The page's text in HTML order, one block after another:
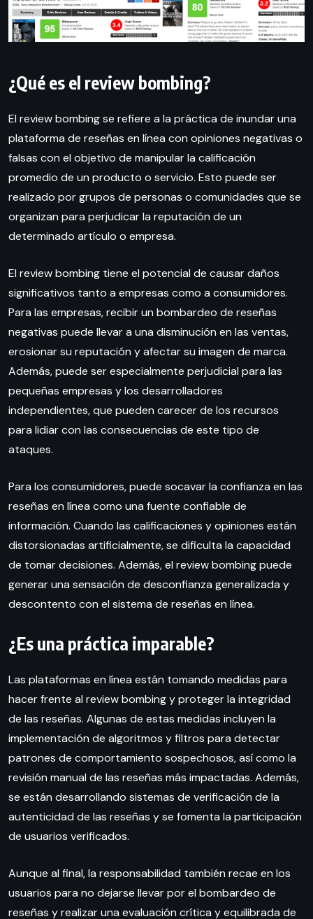
¿Qué es el review bombing?
El review bombing se refiere a la práctica de inundar una
plataforma de reseñas en línea con opiniones negativas o
falsas con el objetivo de manipular la calificación
promedio de un producto o servicio. Esto puede ser
realizado por grupos de personas o comunidades que se
organizan para perjudicar la reputación de un
determinado artículo o empresa.
El review bombing tiene el potencial de causar daños
significativos tanto a empresas como a consumidores.
Para las empresas, recibir un bombardeo de reseñas
negativas puede llevar a una disminución en las ventas,
erosionar su reputación y afectar su imagen de marca.
Además, puede ser especialmente perjudicial para las
pequeñas empresas y los desarrolladores
independientes, que pueden carecer de los recursos
para lidiar con las consecuencias de este tipo de
ataques.
Para los consumidores, puede socavar la confianza en las
reseñas en línea como una fuente confiable de
información. Cuando las calificaciones y opiniones están
distorsionadas artificialmente, se dificulta la capacidad
de tomar decisiones. Además, el review bombing puede
generar una sensación de desconfianza generalizada y
descontento con el sistema de reseñas en línea.
¿Es una práctica imparable?
Las plataformas en línea están tomando medidas para
hacer frente al review bombing y proteger la integridad
de las reseñas. Algunas de estas medidas incluyen la
implementación de algoritmos y filtros para detectar
patrones de comportamiento sospechosos, así como la
revisión manual de las reseñas más impactadas. Además,
se están desarrollando sistemas de verificación de la
autenticidad de las reseñas y se fomenta la participación
de usuarios verificados.
Aunque al final, la responsabilidad también recae en los
usuarios para no dejarse llevar por el bombardeo de
reseñas y realizar una evaluación crítica y equilibrada de